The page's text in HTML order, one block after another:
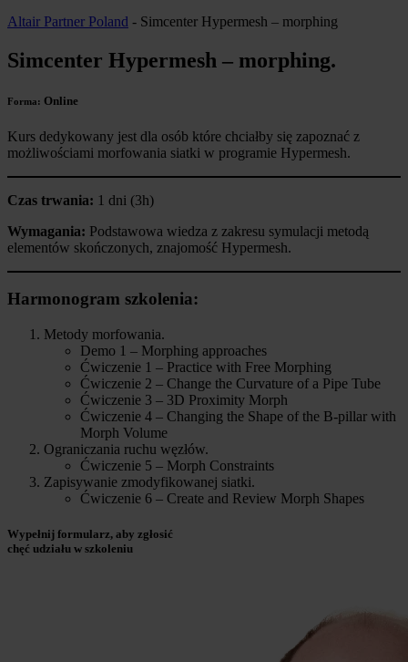
Altair Partner Poland - Simcenter Hypermesh – morphing
Simcenter Hypermesh – morphing.
Forma: Online
Kurs dedykowany jest dla osób które chciałby się zapoznać z
możliwościami morfowania siatki w programie Hypermesh.
Czas trwania: 1 dni (3h)
Wymagania: Podstawowa wiedza z zakresu symulacji metodą
elementów skończonych, znajomość Hypermesh.
Harmonogram szkolenia:
Metody morfowania.
Demo 1 – Morphing approaches
Ćwiczenie 1 – Practice with Free Morphing
Ćwiczenie 2 – Change the Curvature of a Pipe Tube
Ćwiczenie 3 – 3D Proximity Morph
Ćwiczenie 4 – Changing the Shape of the B-pillar with
Morph Volume
Ograniczania ruchu węzłów.
Ćwiczenie 5 – Morph Constraints
Zapisywanie zmodyfikowanej siatki.
Ćwiczenie 6 – Create and Review Morph Shapes
Wypełnij formularz, aby zgłosić
chęć udziału w szkoleniu